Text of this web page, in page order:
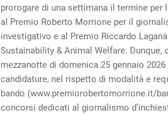
prorogare di una settimana il termine per
al Premio Roberto Morrione per il
investigativo e al Premio Riccardo
Sustainability & Animal Welfare. Dunque,
mezzanotte di domenica 25 gennaio 2026
candidature, nel rispetto di modalità e
bando (www.premiorobertomorrione.it/
concorsi dedicati al giornalismo